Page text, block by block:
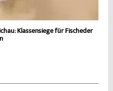
Klassensiege für Fischeder